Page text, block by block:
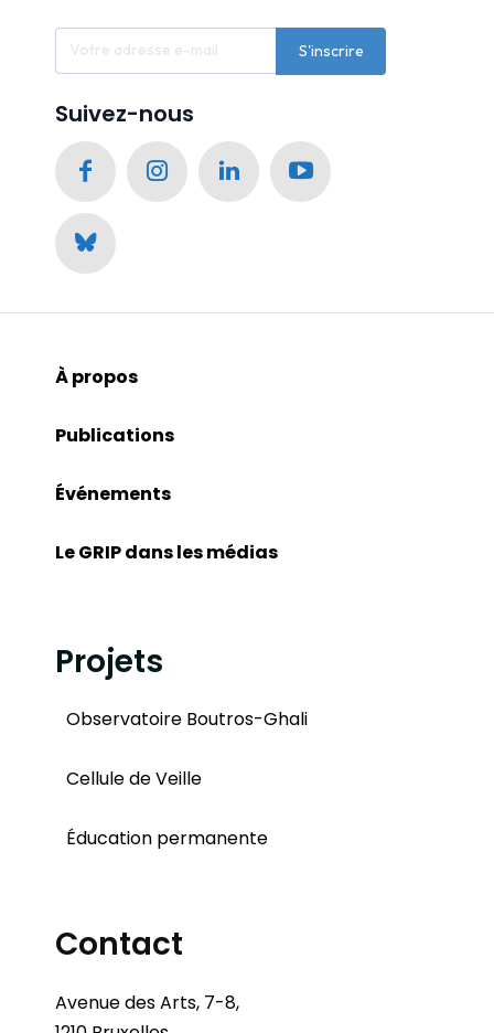
S'inscrire
Suivez-nous
À propos
Publications
Événements
Le GRIP dans les médias
Projets
Observatoire Boutros-Ghali
Cellule de Veille
Éducation permanente
Contact
Avenue des Arts, 7-8,